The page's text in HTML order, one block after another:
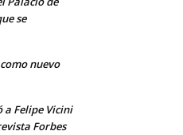
se
nuevo
a Felipe Vicini
Forbes